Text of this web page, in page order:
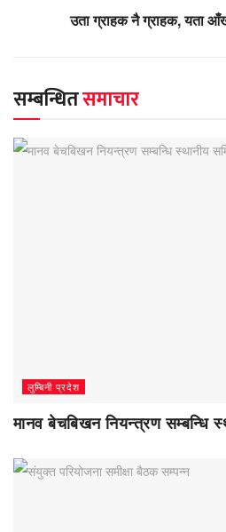
उता ग्राहक नै ग्राहक, यता
सम्बन्धितसमाचार
लुम्बिनी प्रदेश
मानव बेचबिखन नियन्त्रण सम्बन्धि